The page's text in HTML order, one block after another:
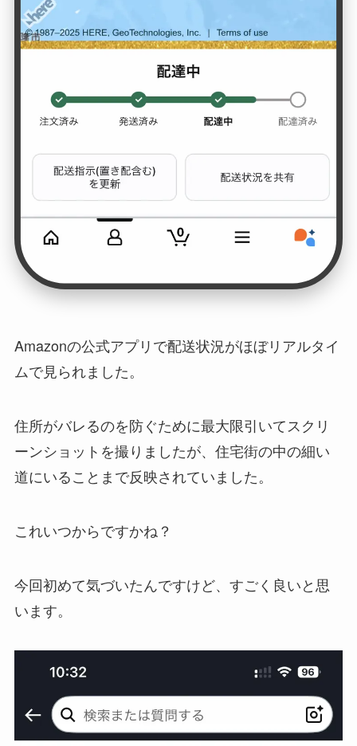
Amazonの公式アプリで配送状況がほぼリアルタイ
ムで見られました。
住所がバレるのを防ぐために最大限引いてスクリ
ーンショットを撮りましたが、住宅街の中の細い
道にいることまで反映されていました。
これいつからですかね？
今回初めて気づいたんですけど、すごく良いと思
います。